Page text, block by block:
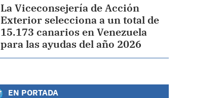
La Viceconsejería de Acción
Exterior selecciona a un total de
15.173 canarios en Venezuela
para las ayudas del año 2026
EN PORTADA